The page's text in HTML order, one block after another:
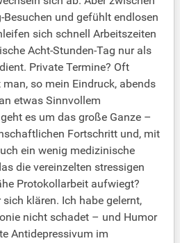
und gefühlt endlosen
sich schnell Arbeitszeiten
Acht-Stunden-Tag nur als
Private Termine? Oft
so mein Eindruck, abends
etwas Sinnvollem
es um das große Ganze –
Fortschritt und, mit
ein wenig medizinische
die vereinzelten stressigen
Protokollarbeit aufwiegt?
klären. Ich habe gelernt,
nicht schadet – und Humor
Antidepressivum im